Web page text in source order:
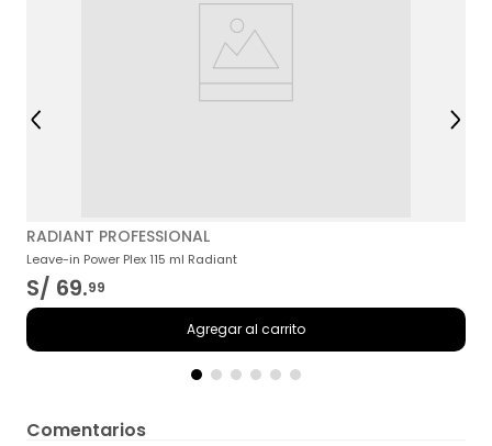
RADIANT PROFESSIONAL
Leave-in Power Plex 115 ml Radiant
S/ 69.99
Agregar al carrito
Comentarios